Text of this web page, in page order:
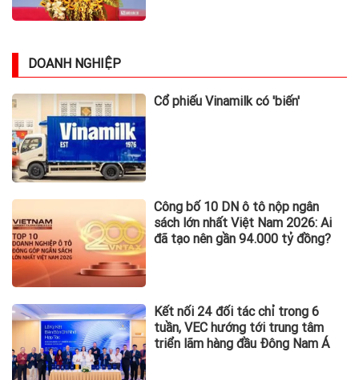
DOANH NGHIỆP
Cổ phiếu Vinamilk có 'biến'
Công bố 10 DN ô tô nộp ngân
sách lớn nhất Việt Nam 2026: Ai
đã tạo nên gần 94.000 tỷ đồng?
Kết nối 24 đối tác chỉ trong 6
tuần, VEC hướng tới trung tâm
triển lãm hàng đầu Đông Nam Á